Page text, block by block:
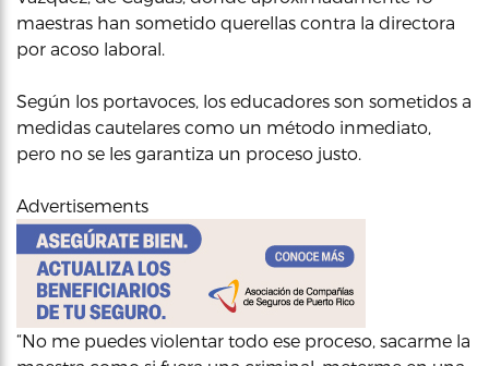
maestras han sometido querellas contra la directora
por acoso laboral.
Según los portavoces, los educadores son sometidos a
medidas cautelares como un método inmediato,
pero no se les garantiza un proceso justo.
Advertisements
“No me puedes violentar todo ese proceso, sacarme la